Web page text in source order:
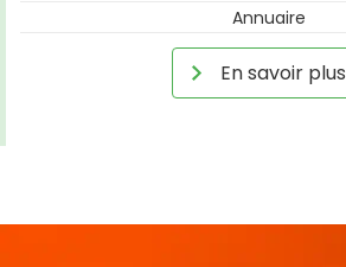
Annuaire
En savoir plus